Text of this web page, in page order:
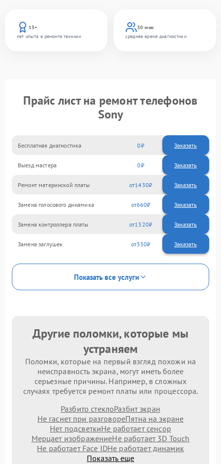
13+
лет опыта в ремонте техники
30 мин
среднее время диагностики
Прайс лист на ремонт телефонов
Sony
Бесплатная диагностика 0 Заказать
Выезд мастера 0 Заказать
Ремонт материнской платы 1430
Замена голосового динамика 660
Замена контроллера платы 1320
Замена заглушек 330
Показать все услуги
Другие поломки, которые мы
устраняем
Поломки, которые на первый взгляд похожи на
неисправность экрана, могут иметь более
серьезные причины. Например, в сложных
случаях требуется ремонт платы или процессора.
Разбито стеклоРазбит экран
Не гаснет при разговореПятна на экране
Нет подсветкиНе работает сенсор
Мерцает изображениеНе работает 3D Touch
Не работает Face IDНе работает динамик
Показать еще